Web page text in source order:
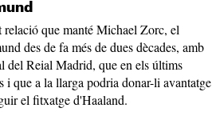
que manté Michael Zorc, el
des de fa més de dues dècades, amb
del Reial Madrid, que en els últims
i que a la llarga podria donar-li avantatge
el fitxatge d'Haaland.